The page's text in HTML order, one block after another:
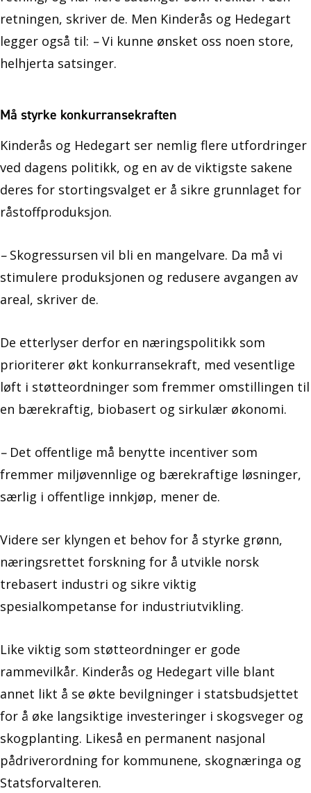
retningen, skriver de. Men Kinderås og Hedegart
legger også til: –Vi kunne ønsket oss noen store,
helhjerta satsinger.
Må styrke konkurransekraften
Kinderås og Hedegart ser nemlig flere utfordringer
ved dagens politikk, og en av de viktigste sakene
deres for stortingsvalget er å sikre grunnlaget for
råstoffproduksjon.
– Skogressursen vil bli en mangelvare. Da må vi
stimulere produksjonen og redusere avgangen av
areal, skriver de.
De etterlyser derfor en næringspolitikk som
prioriterer økt konkurransekraft, med vesentlige
løft i støtteordninger som fremmer omstillingen til
en bærekraftig, biobasert og sirkulær økonomi.
–Det offentlige må benytte incentiver som
fremmer miljøvennlige og bærekraftige løsninger,
særlig i offentlige innkjøp, mener de.
Videre ser klyngen et behov for å styrke grønn,
næringsrettet forskning for å utvikle norsk
trebasert industri og sikre viktig
spesialkompetanse for industriutvikling.
Like viktig som støtteordninger er gode
rammevilkår. Kinderås og Hedegart ville blant
annet likt å se økte bevilgninger i statsbudsjettet
for å øke langsiktige investeringer i skogsveger og
skogplanting. Likeså en permanent nasjonal
pådriverordning for kommunene, skognæringa og
Statsforvalteren.